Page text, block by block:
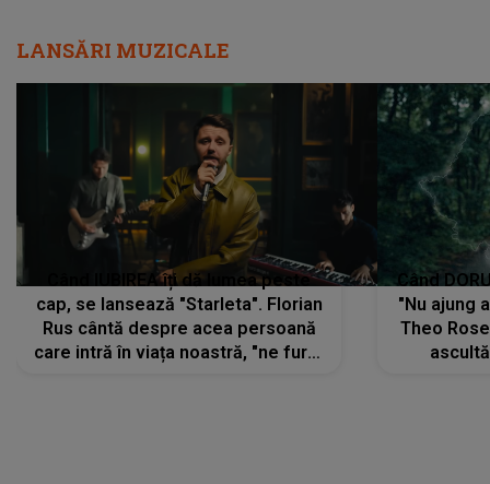
LANSĂRI MUZICALE
Când IUBIREA îți dă lumea peste
cap, se lansează "Starleta". Florian
Rus cântă despre acea persoană
care intră în viața noastră, "ne fură"
Când
"Nu ajung
Theo